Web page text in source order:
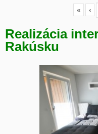
« ‹
Realizácia
Rakúsku